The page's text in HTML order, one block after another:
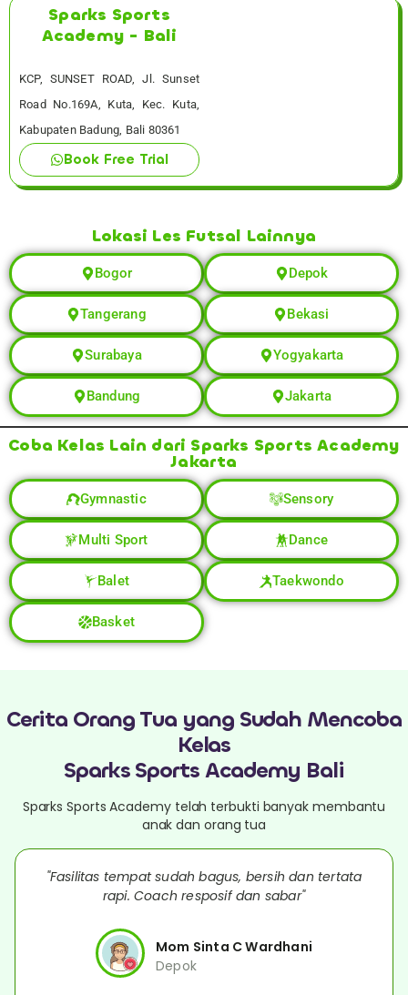
Sparks Sports
Academy - Bali
KCP, SUNSET ROAD, Jl. Sunset
Road No.169A, Kuta, Kec. Kuta,
Kabupaten Badung, Bali 80361
Book Free Trial
Lokasi Les Futsal Lainnya
Bogor Depok
Tangerang Bekasi
Surabaya Yogyakarta
Bandung Jakarta
Coba Kelas Lain dari Sparks Sports Academy
Jakarta
Gymnastic Sensory
Multi Sport Dance
Balet Taekwondo
Basket
Cerita Orang Tua yang Sudah Mencoba
Kelas
Sparks Sports Academy Bali
Sparks Sports Academy telah terbukti banyak membantu
anak dan orang tua
"Fasilitas tempat sudah bagus, bersih dan tertata
rapi. Coach resposif dan sabar"
Mom Sinta C Wardhani
Depok